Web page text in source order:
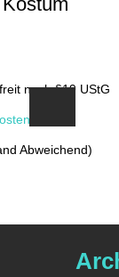
nach §19 UStG
Abweichend)